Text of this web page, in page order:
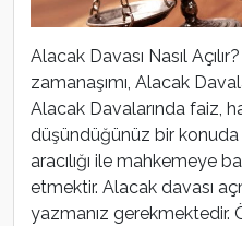
Alacak Davası Nasıl
zamanaşımı, Alacak
Alacak Davalarında faiz,
düşündüğünüz bir
aracılığı ile mahkemeye
etmektir. Alacak davası
yazmanız gerekmektedir.